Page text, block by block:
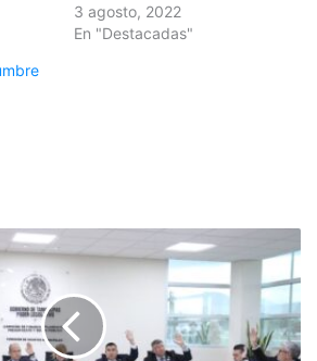
3 agosto, 2022
En "Destacadas"